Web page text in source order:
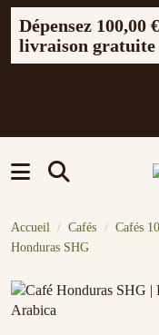
Dépensez 100,00 €
livraison
Accueil Cafés Cafés
Honduras SHG